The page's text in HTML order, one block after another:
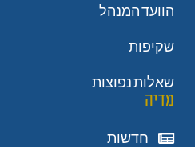
הוועד המנהל
שקיפות
שאלות נפוצות
מדיה
חדשות